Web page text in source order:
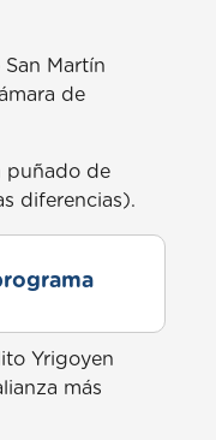
Martín
de
puñado de
diferencias).
Yrigoyen
más